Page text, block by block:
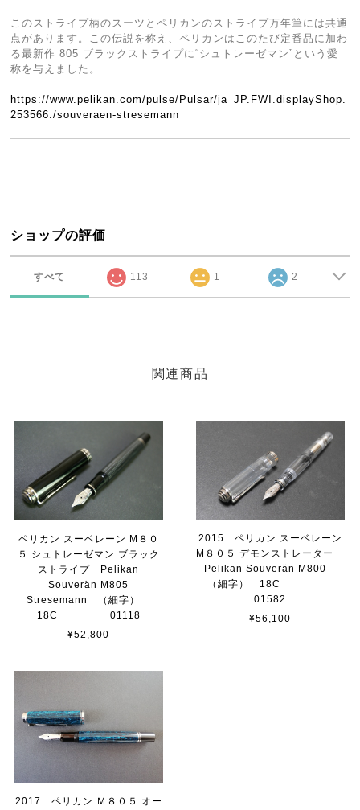
このストライプ柄のスーツとペリカンのストライプ万年筆には共通
点があります。この伝説を称え、ペリカンはこのたび定番品に加わ
る最新作 805 ブラックストライプに“シュトレーゼマン”という愛
称を与えました。
https://www.pelikan.com/pulse/Pulsar/ja_JP.FWI.displayShop.
253566./souveraen-stresemann
ショップの評価
すべて 113 1 2
関連商品
ペリカン スーベレーン M８０
５ シュトレーゼマン ブラック
ストライプ Pelikan
Souverän M805
Stresemann （細字）
18C 01118
¥52,800
2015 ペリカン スーベレーン
M８０５ デモンストレーター
Pelikan Souverän M800
（細字） 18C
01582
¥56,100
2017 ペリカン Ｍ８０５ オー